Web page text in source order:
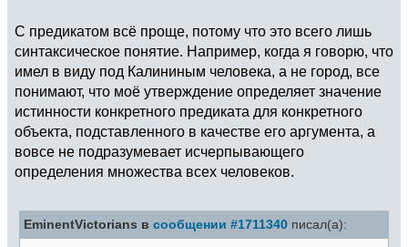
С предикатом всё проще, потому что это всего лишь
синтаксическое понятие. Например, когда я говорю, что
имел в виду под Калининым человека, а не город, все
понимают, что моё утверждение определяет значение
истинности конкретного предиката для конкретного
объекта, подставленного в качестве его аргумента, а
вовсе не подразумевает исчерпывающего
определения множества всех человеков.
EminentVictorians в сообщении #1711340 писал(а):